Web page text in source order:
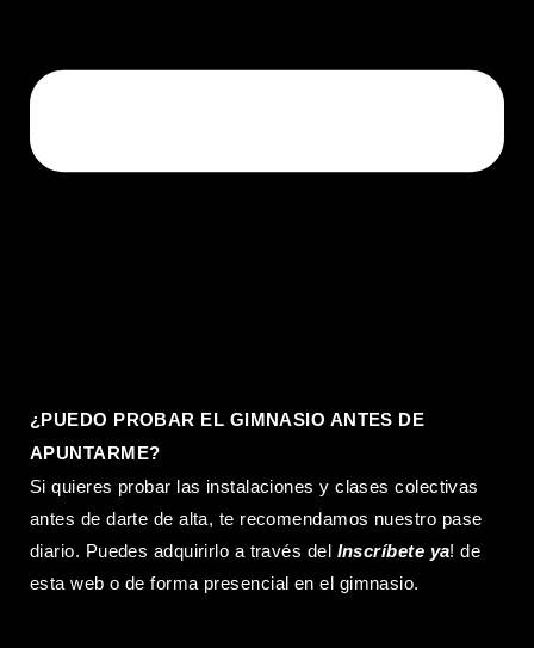
¿PUEDO PROBAR EL GIMNASIO ANTES DE
APUNTARME?
Si quieres probar las instalaciones y clases colectivas
antes de darte de alta, te recomendamos nuestro pase
diario. Puedes adquirirlo a través del Inscríbete ya! de
esta web o de forma presencial en el gimnasio.